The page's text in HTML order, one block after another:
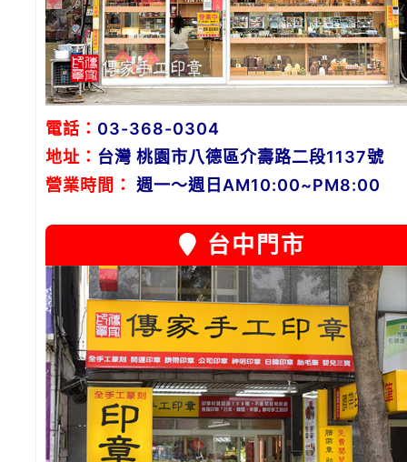
電話： 03-368-0304
地址： 台灣 桃園市八德區介壽路二段1137號
營業時間：
週一～週日AM10:00~PM8:00
台中門市